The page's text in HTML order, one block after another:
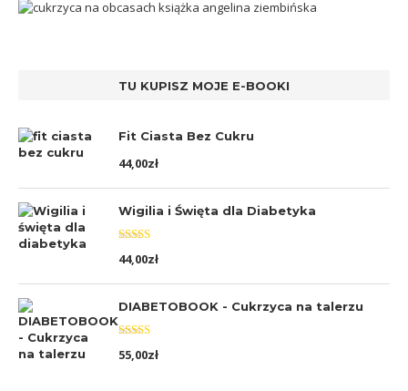
TU KUPISZ MOJE E-BOOKI
Fit Ciasta Bez Cukru
44,00zł
Wigilia i Święta dla Diabetyka
Oceniono
5.00na 5
44,00zł
DIABETOBOOK - Cukrzyca na talerzu
Oceniono
5.00na 5
55,00zł